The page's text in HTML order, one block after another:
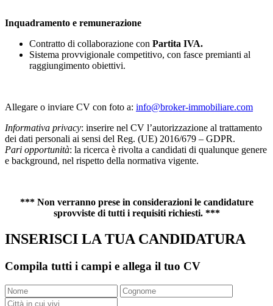
Inquadramento e remunerazione
Contratto di collaborazione con Partita IVA.
Sistema provvigionale competitivo, con fasce premianti al
raggiungimento obiettivi.
Allegare o inviare CV con foto a: info@broker-immobiliare.com
Informativa privacy: inserire nel CV l’autorizzazione al trattamento
dei dati personali ai sensi del Reg. (UE) 2016/679 – GDPR.
Pari opportunità: la ricerca è rivolta a candidati di qualunque genere
e background, nel rispetto della normativa vigente.
*** Non verranno prese in considerazioni le candidature
sprovviste di tutti i requisiti richiesti. ***
INSERISCI LA TUA CANDIDATURA
Compila tutti i campi e allega il tuo CV